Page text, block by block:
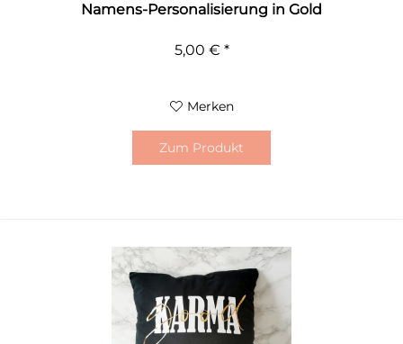
Namens-Personalisierung in Gold
5,00 € *
Merken
Zum Produkt